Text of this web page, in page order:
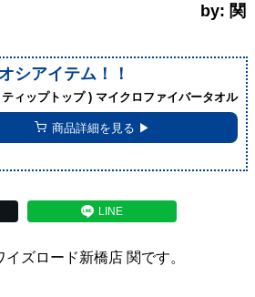
by: 関
シアイテム！！
ィップトップ ) マイクロファイバータオル
商品詳細を見る ▶︎
LINE
ズロード新橋店 関です。